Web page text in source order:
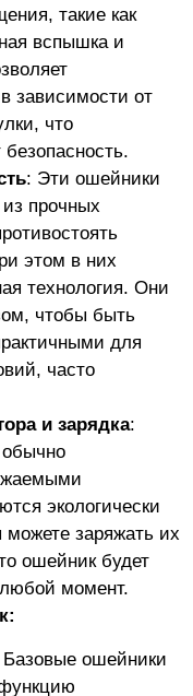
такие как
вспышка и
зависимости от
что
: Эти ошейники
прочных
этом в них
технология. Они
чтобы быть
для
часто
и зарядка:
экологически
заряжать их
ошейник будет
момент.
Базовые ошейники